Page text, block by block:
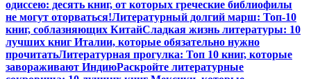
одиссею: десять книг, от которых греческие библиофилы
не могут оторваться!Литературный долгий марш: Топ-10
книг, соблазняющих КитайСладкая жизнь литературы: 10
лучших книг Италии, которые обязательно нужно
прочитатьЛитературная прогулка: Топ 10 книг, которые
завораживают ИндиюРаскройте литературные